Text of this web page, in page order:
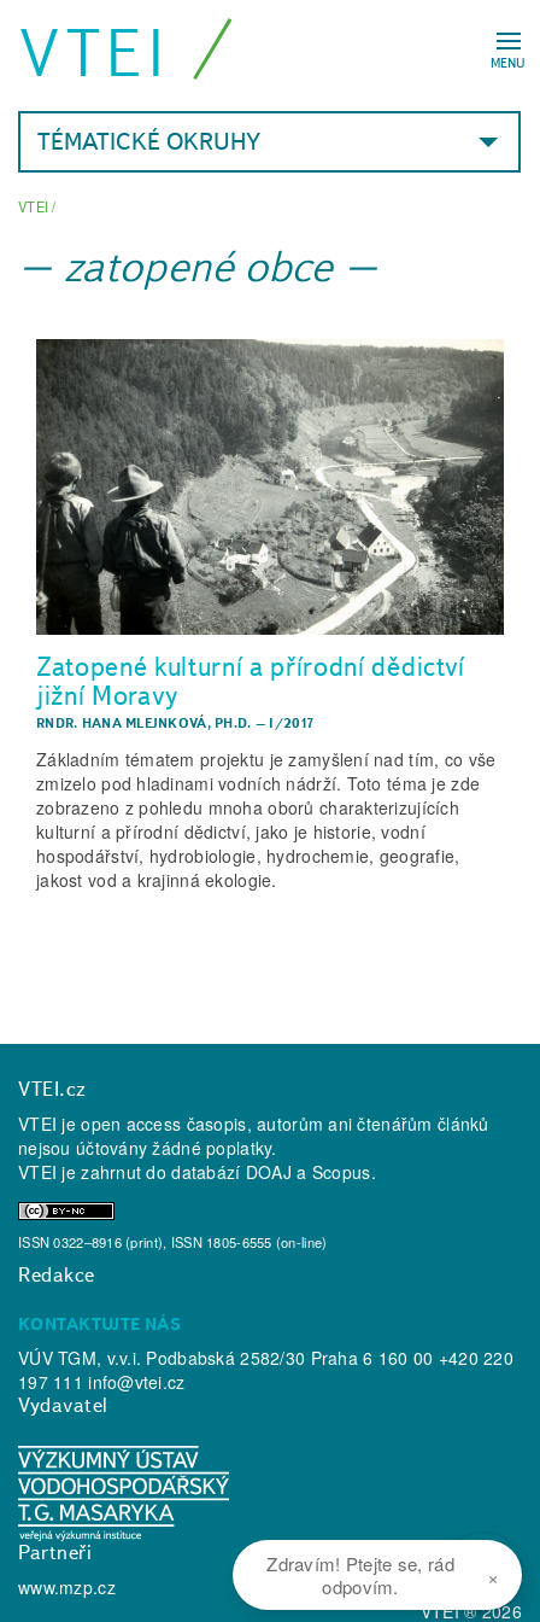
MENU
VTEI
TÉMATICKÉ OKRUHY
VTEI/
zatopené obce
Zatopené kulturní a přírodní dědictví
jižní Moravy
RNDR. HANA MLEJNKOVÁ, PH.D. – I/2017
Základním tématem projektu je zamyšlení nad tím, co vše
zmizelo pod hladinami vodních nádrží. Toto téma je zde
zobrazeno z pohledu mnoha oborů charakterizujících
kulturní a přírodní dědictví, jako je historie, vodní
hospodářství, hydrobiologie, hydrochemie, geografie,
jakost vod a krajinná ekologie.
VTEI.cz
VTEI je open access časopis, autorům ani čtenářům článků
nejsou účtovány žádné poplatky.
VTEI je zahrnut do databází DOAJ a Scopus.
ISSN 0322–8916 (print), ISSN 1805-6555 (on-line)
Redakce
KONTAKTUJTE NÁS
VÚV TGM, v.v.i. Podbabská 2582/30 Praha 6 160 00 +420 220
197 111info@vtei.cz
Vydavatel
Partneři
www.mzp.cz
VTEI ® 2026
Zdravím! Ptejte se, rád
odpovím.
×